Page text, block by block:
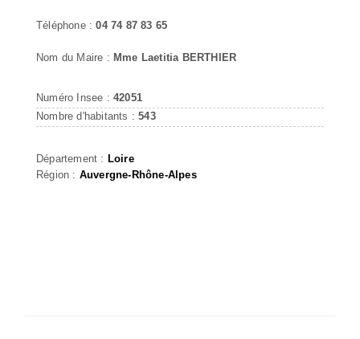
Téléphone :04 74 87 83 65
Nom du Maire : Mme Laetitia BERTHIER
Numéro Insee : 42051
Nombre d'habitants :543
Département : Loire
Région : Auvergne-Rhône-Alpes